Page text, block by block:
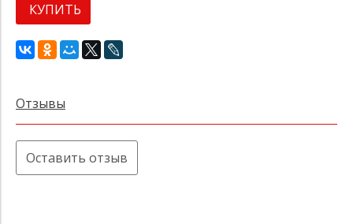
КУПИТЬ
Отзывы
Оставить отзыв